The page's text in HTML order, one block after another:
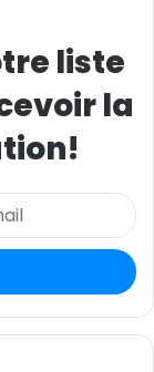
liste
la